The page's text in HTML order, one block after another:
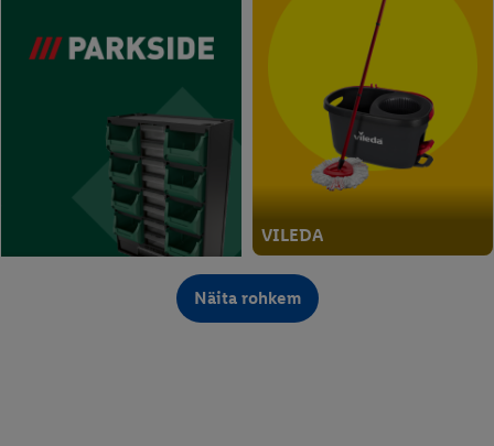
PARKSIDE: Isetegemine &
VILEDA
Neljapäevast, 6.08
Näita rohkem